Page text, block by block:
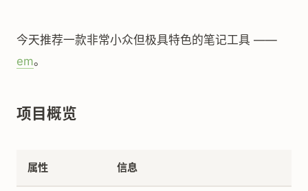
今天推荐一款非常小众但极具特色的笔记工具 ——
em。
项目概览
属性 信息